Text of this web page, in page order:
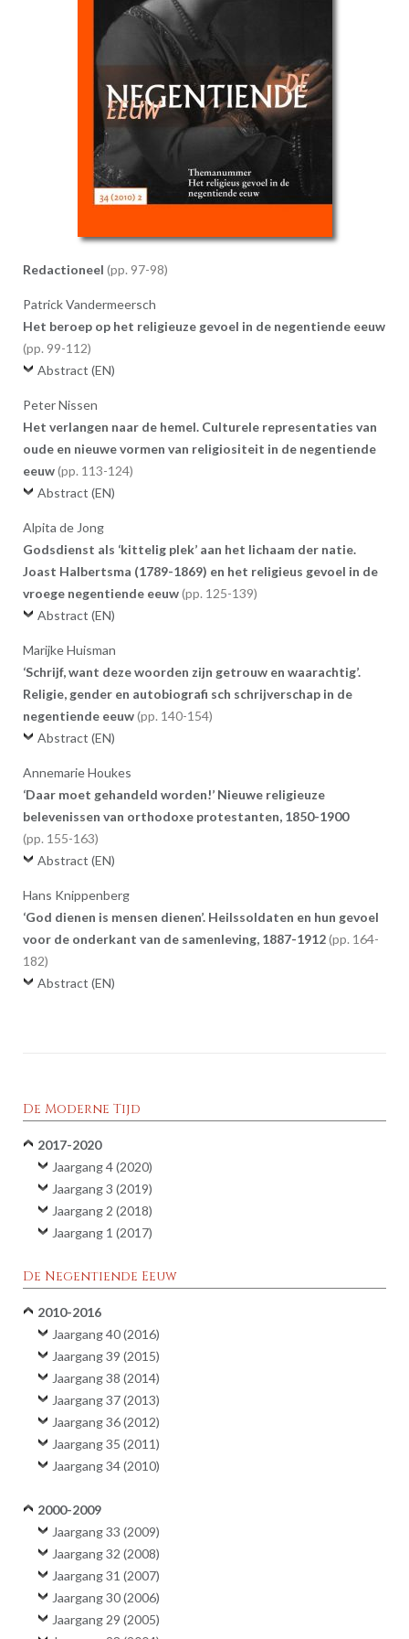
Redactioneel 97-98
Patrick Vandermeersch
Het beroep op het religieuze gevoel in de negentiende eeuw
99-112
Abstract (EN)
Peter Nissen
Het verlangen naar de hemel. Culturele representaties van
oude en nieuwe vormen van religiositeit in de negentiende
eeuw
113-124
Abstract (EN)
Alpita de Jong
Godsdienst als ‘kittelig plek’ aan het lichaam der natie.
Joast Halbertsma (1789-1869) en het religieus gevoel in de
vroege negentiende eeuw
125-139
Abstract (EN)
Marijke Huisman
‘Schrijf, want deze woorden zijn getrouw en waarachtig’.
Religie, gender en autobiografi sch schrijverschap in de
negentiende eeuw
140-154
Abstract (EN)
Annemarie Houkes
‘Daar moet gehandeld worden!’ Nieuwe religieuze
belevenissen van orthodoxe protestanten, 1850-1900
155-163
Abstract (EN)
Hans Knippenberg
‘God dienen is mensen dienen’. Heilssoldaten en hun gevoel
voor de onderkant van de samenleving, 1887-1912
164-
182
Abstract (EN)
De Moderne Tijd
2017-2020
Jaargang 4 (2020)
Jaargang 3 (2019)
Jaargang 2 (2018)
Jaargang 1 (2017)
De Negentiende Eeuw
2010-2016
Jaargang 40 (2016)
Jaargang 39 (2015)
Jaargang 38 (2014)
Jaargang 37 (2013)
Jaargang 36 (2012)
Jaargang 35 (2011)
Jaargang 34 (2010)
2000-2009
Jaargang 33 (2009)
Jaargang 32 (2008)
Jaargang 31 (2007)
Jaargang 30 (2006)
Jaargang 29 (2005)